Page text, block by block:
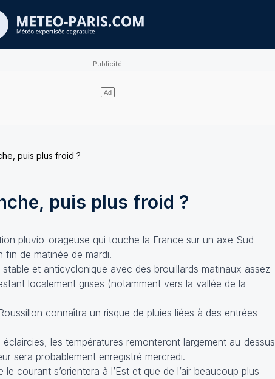
puis plus froid ?
puis plus froid ?
pluvio-orageuse qui touche la France sur un axe Sud-
de matinée de mardi.
et anticyclonique avec des brouillards matinaux assez
localement grises (notamment vers la vallée de la
connaîtra un risque de pluies liées à des entrées
les températures remonteront largement au-dessus
sera probablement enregistré mercredi.
courant s’orientera à l’Est et que de l’air beaucoup plus